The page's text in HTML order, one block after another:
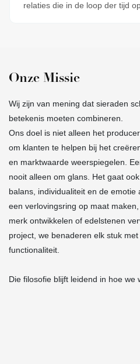
relaties die in de loop der tijd
Onze Missie
Wij zijn van mening dat sieraden
betekenis moeten combineren.
Ons doel is niet alleen het
om klanten te helpen bij het
en marktwaarde weerspiegelen.
nooit alleen om glans. Het gaat
balans, individualiteit en de
een verlovingsring op maat
merk ontwikkelen of edelstenen
project, we benaderen elk stuk
functionaliteit.
Die filosofie blijft leidend in hoe we